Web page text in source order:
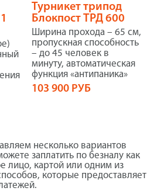
Турникет трипод
Блокпост ТРД 600
Ширина прохода – 65 см,
пропускная способность
– до 45 человек в
минуту, автоматическая
функция «антипаника»
103 900 РУБ
несколько вариантов
заплатить по безналу как
лицо, картой или одним из
которые предоставляет